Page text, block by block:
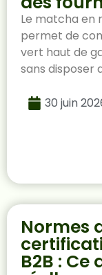
Le matcha en
permet de
vert haut de
sans disposer
30 juin
Normes
B2B :